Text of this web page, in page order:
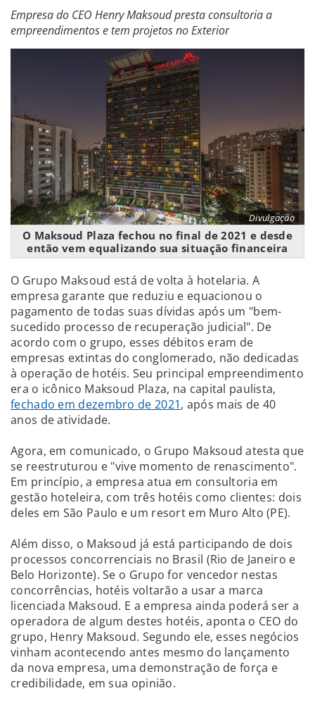
Empresa do CEO Henry Maksoud presta consultoria a
empreendimentos e tem projetos no Exterior
Divulgação
O Maksoud Plaza fechou no final de 2021 e desde
então vem equalizando sua situação financeira
O Grupo Maksoud está de volta à hotelaria. A
empresa garante que reduziu e equacionou o
pagamento de todas suas dívidas após um "bem-
sucedido processo de recuperação judicial". De
acordo com o grupo, esses débitos eram de
empresas extintas do conglomerado, não dedicadas
à operação de hotéis. Seu principal empreendimento
era o icônico Maksoud Plaza, na capital paulista,
fechado em dezembro de 2021, após mais de 40
anos de atividade.
Agora, em comunicado, o Grupo Maksoud atesta que
se reestruturou e "vive momento de renascimento".
Em princípio, a empresa atua em consultoria em
gestão hoteleira, com três hotéis como clientes: dois
deles em São Paulo e um resort em Muro Alto (PE).
Além disso, o Maksoud já está participando de dois
processos concorrenciais no Brasil (Rio de Janeiro e
Belo Horizonte). Se o Grupo for vencedor nestas
concorrências, hotéis voltarão a usar a marca
licenciada Maksoud. E a empresa ainda poderá ser a
operadora de algum destes hotéis, aponta o CEO do
grupo, Henry Maksoud. Segundo ele, esses negócios
vinham acontecendo antes mesmo do lançamento
da nova empresa, uma demonstração de força e
credibilidade, em sua opinião.